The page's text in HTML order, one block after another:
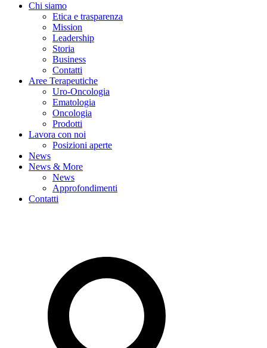
Chi siamo
Etica e trasparenza
Mission
Leadership
Storia
Business
Contatti
Aree Terapeutiche
Uro-Oncologia
Ematologia
Oncologia
Prodotti
Lavora con noi
Posizioni aperte
News
News & More
News
Approfondimenti
Contatti